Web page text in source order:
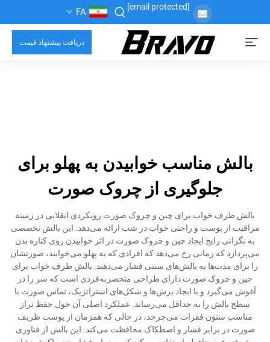
[email protected]
FA
دریافت پیشنهاد قیمت
بالش مناسب خوابیدن به پهلو برای
جلوگیری از چروک صورت
بالش طرف خواب برای چین و چروک صورت رویکردی انقلابی در زمینه
مراقبت از پوست و راحتی خواب در شب ارائه می‌دهد. این بالش تخصصی
به نگرانی رایج ایجاد چین و چروک صورت در اثر خوابیدن روی کناره بدن
می‌پردازد که زمانی رخ می‌دهد که افرادی که به پهلو می‌خوابند، صورتشان
را برای مدت‌ها به بالش‌های سنتی فشار می‌دهند. بالش طرف خواب برای
چین و چروک صورت دارای طراحی منحصربه‌فردی است که سر را در
آغوش می‌گیرد و با ایجاد برش‌ها و شکل‌های استراتژیک، تماس صورت با
سطح بالش را به حداقل می‌رساند. عملکرد اصلی آن حول حفظ تراز
مناسب ستون فقرات می‌چرخد، در حالی که همزمان از پوست ظریف
صورت در برابر فشار و اصطکاک محافظت می‌کند. این بالش از فناوری